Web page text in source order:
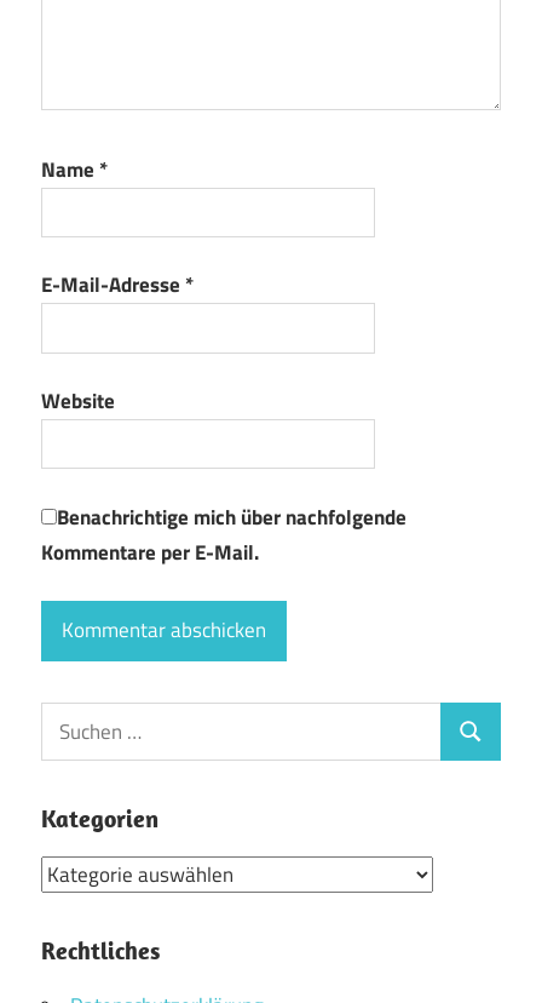
Name *
E-Mail-Adresse *
Website
Benachrichtige mich über nachfolgende
Kommentare per E-Mail.
Suchen
nach:
Suchen
Kategorien
Kategorien
Rechtliches